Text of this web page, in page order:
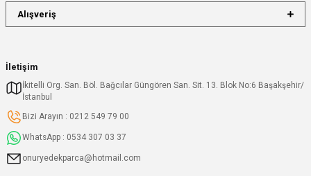
İletişim
İkitelli Org. San. Böl. Bağcılar Güngören San. Sit. 13. Blok No:6 Başakşehir/
İstanbul
Bizi Arayın : 0212 549 79 00
WhatsApp : 0534 307 03 37
onuryedekparca@hotmail.com
Alışveriş